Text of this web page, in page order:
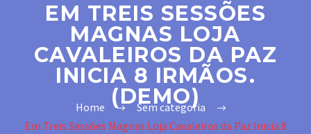
EM TREIS SESSÕES
MAGNAS LOJA
CAVALEIROS DA PAZ
INICIA 8 IRMÃOS.
(DEMO)
Home
Sem categoria
Em Treis Sessões Magnas Loja Cavaleiros da Paz Inicia 8